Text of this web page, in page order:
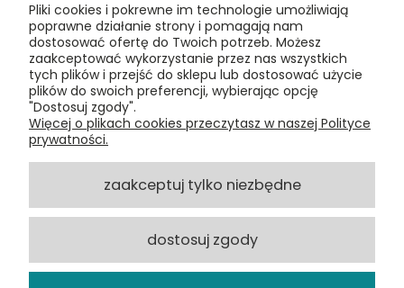
Kontakt:
t:+48 609 155 327
e:vinyltamka@gmail.com
ul. Chmielna 20, 00-020 Warszawa
Pliki cookies i pokrewne im technologie umożliwiają
poprawne działanie strony i pomagają nam
dostosować ofertę do Twoich potrzeb. Możesz
zaakceptować wykorzystanie przez nas wszystkich
tych plików i przejść do sklepu lub dostosować użycie
plików do swoich preferencji, wybierając opcję
"Dostosuj zgody".
Więcej o plikach cookies przeczytasz w naszej Polityce
prywatności.
zaakceptuj tylko niezbędne
dostosuj zgody